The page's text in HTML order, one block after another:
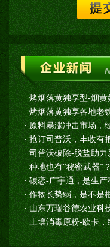
·烤烟落黄独享型-烟黄
·烤烟落黄独享各地老
· 原料暴涨冲击市场，
·抢订司普沃，丰收有
·司普沃破除-脱盐助力
·种地也有“秘密武器”
·碳恋-广宇通，是生
·作物长势弱，是不是
·山东万瑞谷德农业
·土壤消毒原粉-欧卡